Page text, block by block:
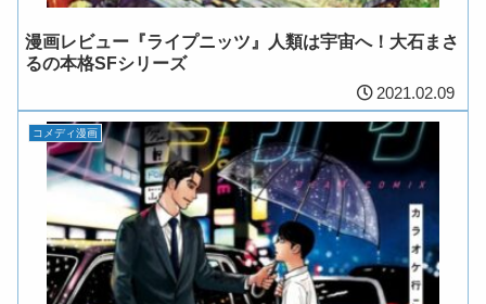
漫画レビュー『ライプニッツ』人類は宇宙へ！大石まさ
るの本格SFシリーズ
2021.02.09
コメディ漫画